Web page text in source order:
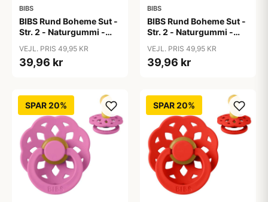
BIBS
BIBS Rund Boheme Sut -
Str. 2 - Naturgummi -
VEJL. PRIS 49,95 KR
39,96 kr
BIBS
BIBS Rund Boheme Sut -
Str. 2 - Naturgummi -
VEJL. PRIS 49,95 KR
39,96 kr
SPAR 20% SPAR 20%